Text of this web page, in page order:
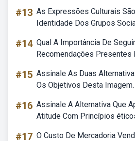
#13 As Expressões Culturais
Identidade Dos Grupos
#14 Qual A Importância De
Recomendações Presentes
#15 Assinale As Duas
Os Objetivos Desta Imagem.
#16 Assinale A Alternativa Que
Atitude Com Princípios
#17 O Custo De Mercadoria